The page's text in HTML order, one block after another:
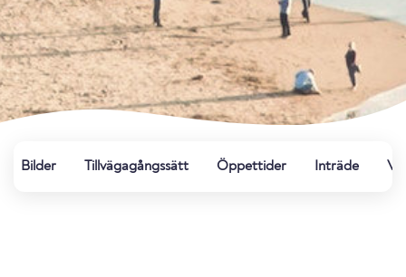
Bilder Tillvägagångssätt Öppettider Inträde